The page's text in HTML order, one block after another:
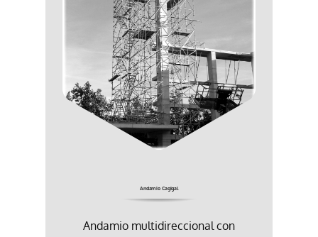
Andamio Cagigal
Andamio multidireccional con